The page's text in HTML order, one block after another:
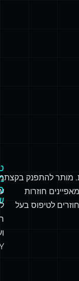
{
:
};
מותר להתפנק בקצת
חוזרות
לטיפוס בעל